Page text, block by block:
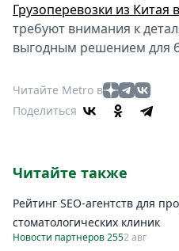
Грузоперевозки из Китая
требуют внимания к
выгодным решением для
Читайте Metro в
Поделиться
Читайте также
Рейтинг SEO-агентств для
стоматологических клиник
Новости партнеров 2552 авг